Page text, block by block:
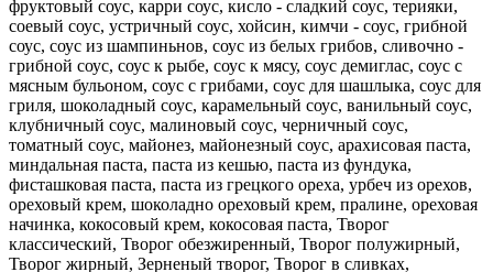
фруктовый соус, карри соус, кисло - сладкий соус, терияки,
соевый соус, устричный соус, хойсин, кимчи - соус, грибной
соус, соус из шампиньнов, соус из белых грибов, сливочно -
грибной соус, соус к рыбе, соус к мясу, соус демиглас, соус с
мясным бульоном, соус с грибами, соус для шашлыка, соус для
гриля, шоколадный соус, карамельный соус, ванильный соус,
клубничный соус, малиновый соус, черничный соус,
томатный соус, майонез, майонезный соус, арахисовая паста,
миндальная паста, паста из кешью, паста из фундука,
фисташковая паста, паста из грецкого ореха, урбеч из орехов,
ореховый крем, шоколадно ореховый крем, пралине, ореховая
начинка, кокосовый крем, кокосовая паста, Творог
классический, Творог обезжиренный, Творог полужирный,
Творог жирный, Зерненый творог, Творог в сливках,